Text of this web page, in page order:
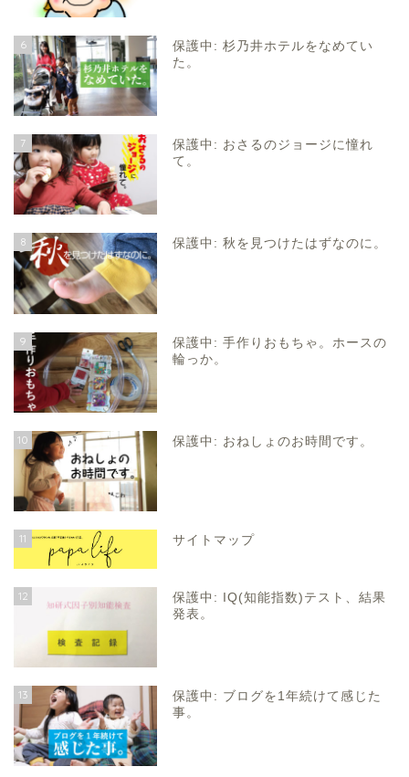
6
保護中: 杉乃井ホテルをなめてい
た。
7
保護中: おさるのジョージに憧れ
て。
8 保護中: 秋を見つけたはずなのに。
9
保護中: 手作りおもちゃ。ホースの
輪っか。
10 保護中: おねしょのお時間です。
11 サイトマップ
12
保護中: IQ(知能指数)テスト、結果
発表。
13
保護中: ブログを1年続けて感じた
事。